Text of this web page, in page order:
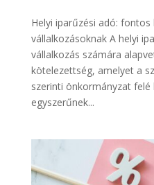
Helyi iparűzési adó:
vállalkozásoknak A helyi
vállalkozás számára
kötelezettség, amelyet a
szerinti önkormányzat felé
egyszerűnek...